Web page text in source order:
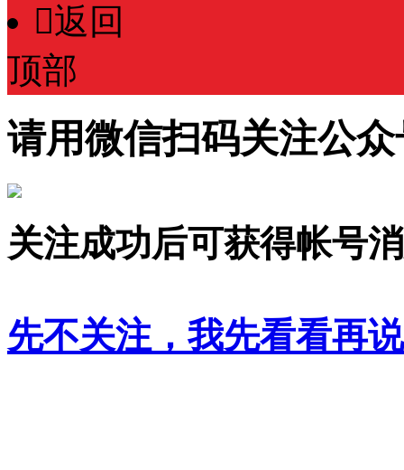
返回
顶部
请用微信扫码关注公众
关注成功后可获得帐号
先不关注，我先看看再说